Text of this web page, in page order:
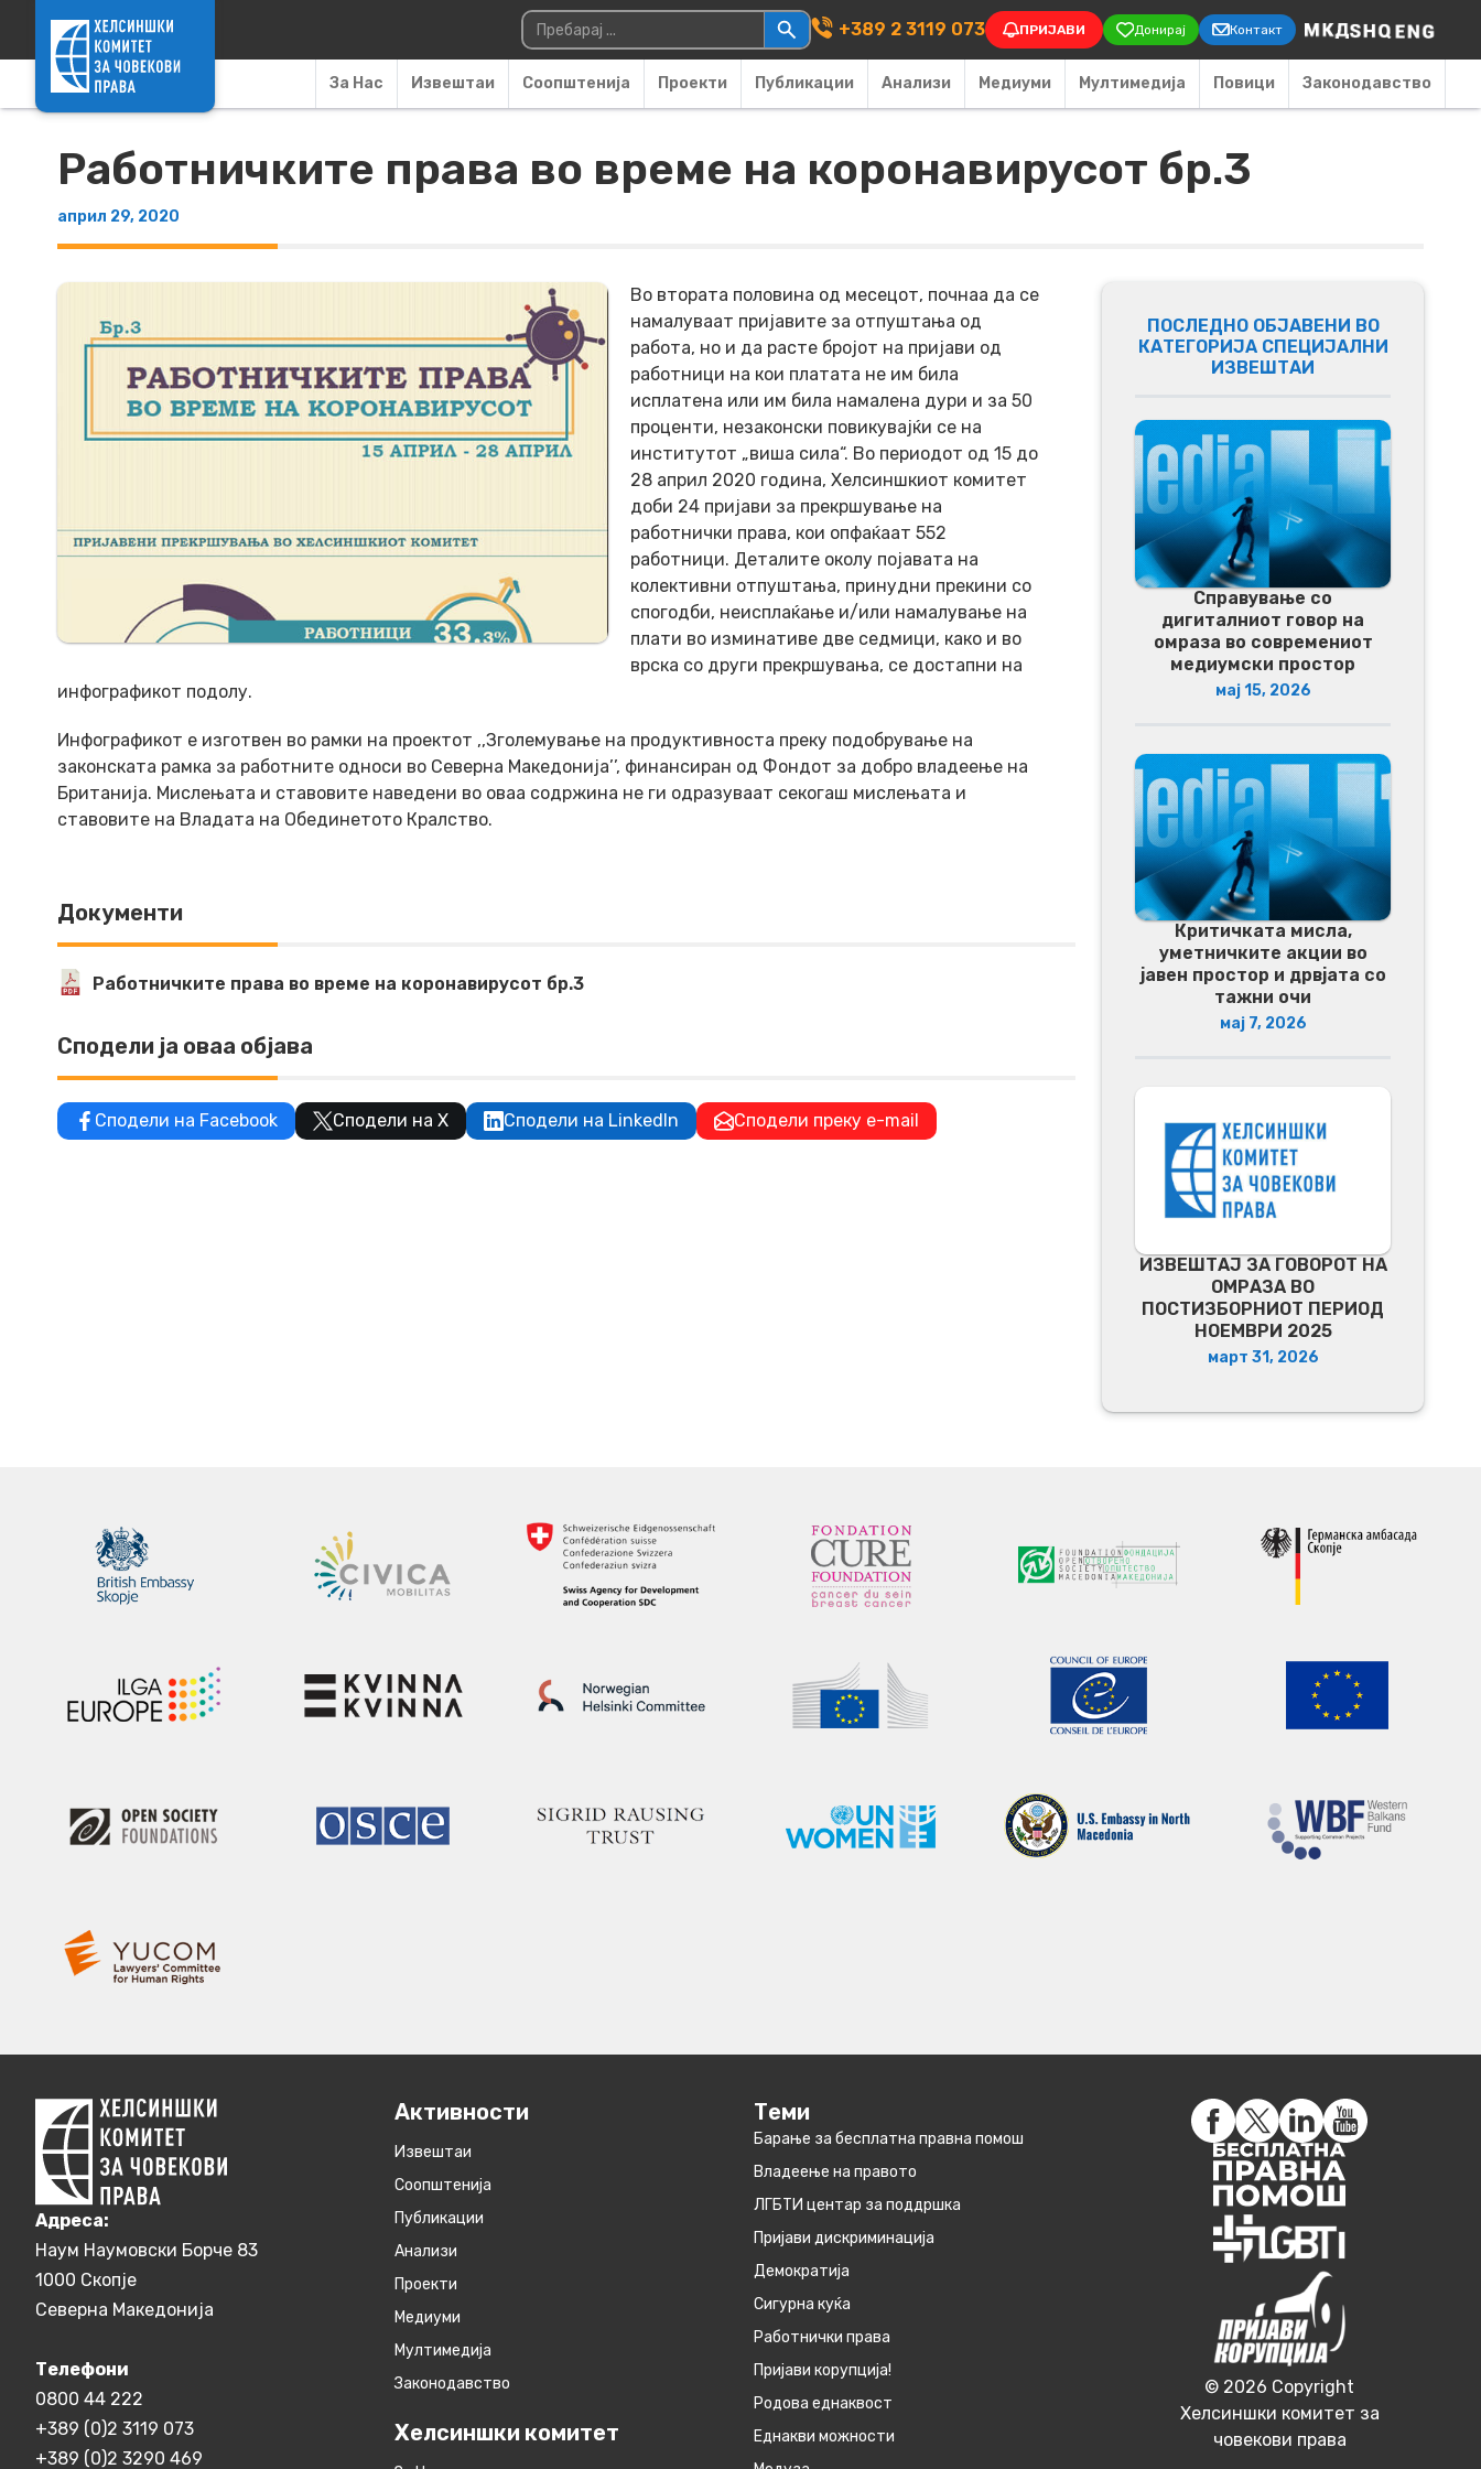
Main Navigation
Пребарувај за: +389 2 3119 073 ПРИЈАВИ Донирај Контакт
За Нас Извештаи Соопштенија Проекти Публикации Анализи Медиуми Мултимедија Повици Законодавство
Работничките права во време на коронавирусот бр.3
април 29, 2020
Во втората половина од месецот, почнаа да се
намалуваат пријавите за отпуштања од
работа, но и да расте бројот на пријави од
работници на кои платата не им била
исплатена или им била намалена дури и за 50
проценти, незаконски повикувајќи се на
институтот „виша сила“. Во периодот од 15 до
28 април 2020 година, Хелсиншкиот комитет
доби 24 пријави за прекршување на
работнички права, кои опфаќаат 552
работници. Деталите околу појавата на
колективни отпуштања, принудни прекини со
спогодби, неисплаќање и/или намалување на
плати во изминативе две седмици, како и во
врска со други прекршувања, се достапни на
инфографикот подолу.
Инфографикот е изготвен во рамки на проектот ,,Зголемување на продуктивноста преку подобрување на
законската рамка за работните односи во Северна Македонија’’, финансиран од Фондот за добро владеење на
Британија. Мислењата и ставовите наведени во оваа содржина не ги одразуваат секогаш мислењата и
ставовите на Владата на Обединетото Кралство.
Документи
Работничките права во време на коронавирусот бр.3
Сподели ја оваа објава
Сподели на Facebook Сподели на X Сподели на LinkedIn Сподели преку e-mail
ПОСЛЕДНО ОБЈАВЕНИ ВО
КАТЕГОРИЈА СПЕЦИЈАЛНИ
ИЗВЕШТАИ
Справување со
дигиталниот говор на
омраза во современиот
медиумски простор
мај 15, 2026
Критичката мисла,
уметничките акции во
јавен простор и дрвјата со
тажни очи
мај 7, 2026
ИЗВЕШТАЈ ЗА ГОВОРОТ НА
ОМРАЗА ВО
ПОСТИЗБОРНИОТ ПЕРИОД
НОЕМВРИ 2025
март 31, 2026
Aдреса:
Наум Наумовски Борче 83
1000 Скопје
Северна Македонија
Телефони
0800 44 222
+389 (0)2 3119 073
+389 (0)2 3290 469
Активности
Извештаи
Соопштенија
Публикации
Анализи
Проекти
Медиуми
Мултимедија
Законодавство
Хелсиншки комитет
Теми
Барање за бесплатна правна помош
Владеење на правото
ЛГБТИ центар за поддршка
Пријави дискриминација
Демократија
Сигурна куќа
Работнички права
Пријави корупција!
Родова еднаквост
Eднакви можности
© 2026 Copyright
Хелсиншки комитет за
човекови права